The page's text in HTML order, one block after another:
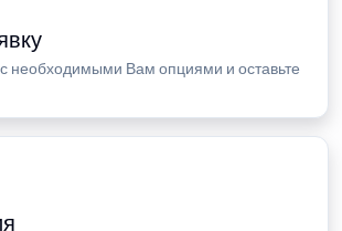
необходимыми Вам опциями и оставьте